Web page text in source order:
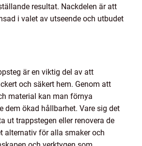
resultat. Nackdelen är att
i valet av utseende och utbudet
är en viktig del av att
och säkert hem. Genom att
material kan man förnya
dem ökad hållbarhet. Vare sig det
ut trappstegen eller renovera de
alternativ för alla smaker och